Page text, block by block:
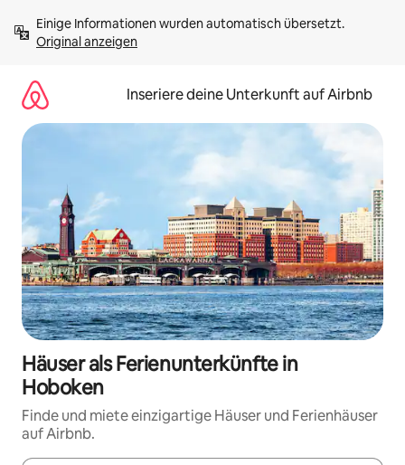
Inhalten
springenOriginal anzeigen
Inseriere deine Unterkunft auf Airbnb
Häuser als Ferienunterkünfte in
Hoboken
Finde und miete einzigartige Häuser und Ferienhäuser
auf Airbnb.